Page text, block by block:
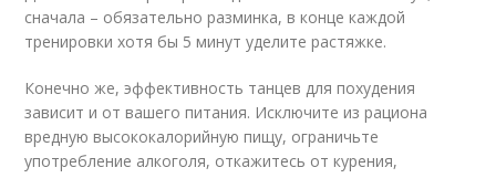
сначала – обязательно разминка, в конце каждой
тренировки хотя бы 5 минут уделите растяжке.
Конечно же, эффективность танцев для похудения
зависит и от вашего питания. Исключите из рациона
вредную высококалорийную пищу, ограничьте
употребление алкоголя, откажитесь от курения,